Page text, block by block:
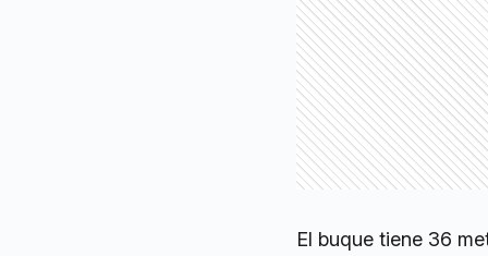
El buque tiene 36